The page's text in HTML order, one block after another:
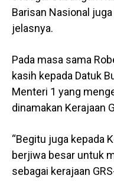
Barisan Nasional
jelasnya.
Pada masa sama
kasih kepada Datuk
Menteri 1 yang
dinamakan Kerajaan
“Begitu juga kepada
berjiwa besar untuk
sebagai kerajaan